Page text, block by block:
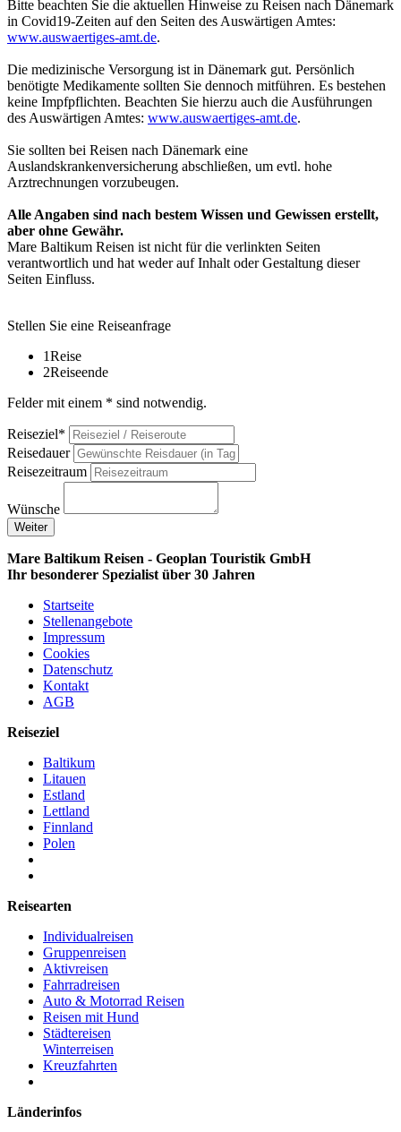
Bitte beachten Sie die aktuellen Hinweise zu Reisen nach Dänemark
in Covid19-Zeiten auf den Seiten des Auswärtigen Amtes:
www.auswaertiges-amt.de.
Die medizinische Versorgung ist in Dänemark gut. Persönlich
benötigte Medikamente sollten Sie dennoch mitführen. Es bestehen
keine Impfpflichten. Beachten Sie hierzu auch die Ausführungen
des Auswärtigen Amtes: www.auswaertiges-amt.de.
Sie sollten bei Reisen nach Dänemark eine
Auslandskrankenversicherung abschließen, um evtl. hohe
Arztrechnungen vorzubeugen.
Alle Angaben sind nach bestem Wissen und Gewissen erstellt,
aber ohne Gewähr.
Mare Baltikum Reisen ist nicht für die verlinkten Seiten
verantwortlich und hat weder auf Inhalt oder Gestaltung dieser
Seiten Einfluss.
Stellen Sie eine Reiseanfrage
1Reise
2Reiseende
Felder mit einem * sind notwendig.
Reiseziel*
Reisedauer
Reisezeitraum
Wünsche
Weiter
Mare Baltikum Reisen - Geoplan Touristik GmbH
Ihr besonderer Spezialist über 30 Jahren
Startseite
Stellenangebote
Impressum
Cookies
Datenschutz
Kontakt
AGB
Reiseziel
Baltikum
Litauen
Estland
Lettland
Finnland
Polen
Reisearten
Individualreisen
Gruppenreisen
Aktivreisen
Fahrradreisen
Auto & Motorrad Reisen
Reisen mit Hund
Städtereisen
Winterreisen
Kreuzfahrten
Länderinfos